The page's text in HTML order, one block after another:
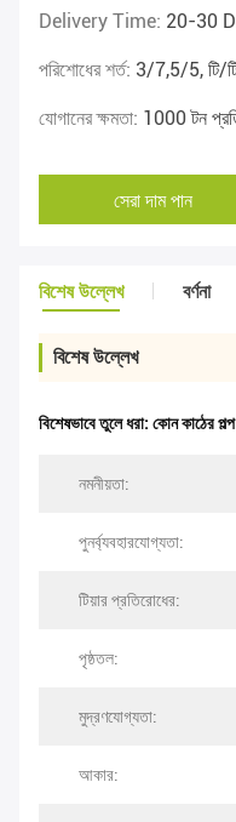
Delivery Time: 20-30
পরিশোধের শর্ত: 3/7,5/5, টি/
যোগানের ক্ষমতা: 1000 টন
সেরা দাম পান
বিশেষ উল্লেখ বর্ণনা
বিশেষ উল্লেখ
বিশেষভাবে তুলে ধরা: কোন কাঠের
নমনীয়তা:
পুনর্ব্যবহারযোগ্যতা:
টিয়ার প্রতিরোধের:
পৃষ্ঠতল:
মুদ্রণযোগ্যতা:
আকার: